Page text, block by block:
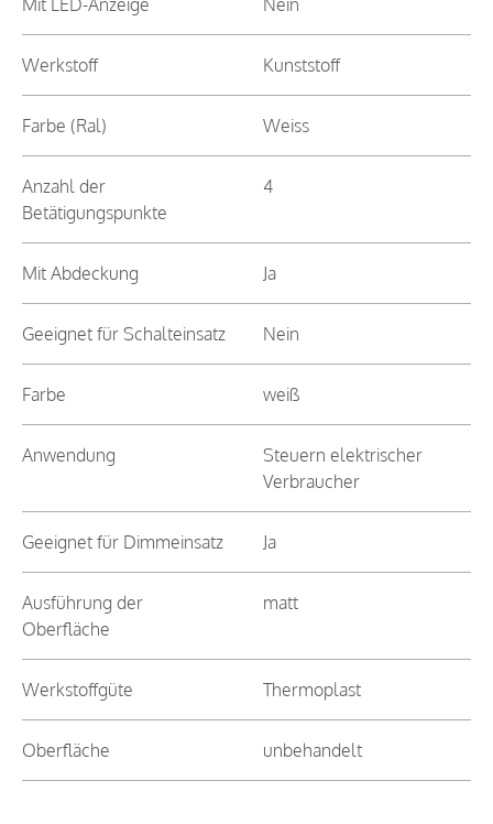
Mit LED-Anzeige Nein
Werkstoff Kunststoff
Farbe (Ral) Weiss
Anzahl der
Betätigungspunkte
4
Mit Abdeckung Ja
Geeignet für Schalteinsatz Nein
Farbe weiß
Anwendung
Steuern elektrischer
Verbraucher
Geeignet für Dimmeinsatz Ja
Ausführung der
Oberfläche
matt
Werkstoffgüte Thermoplast
Oberfläche unbehandelt